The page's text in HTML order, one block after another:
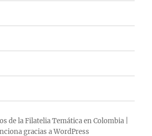
de la Filatelia Temática en Colombia |
gracias a WordPress